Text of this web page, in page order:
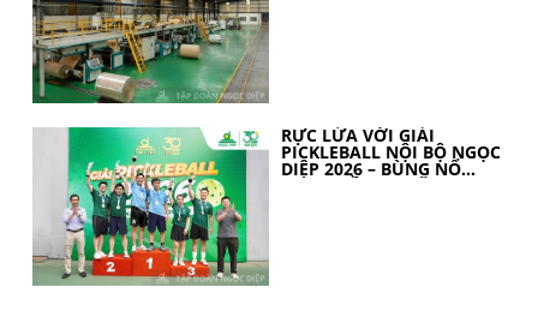
RỰC LỬA VỚI GIẢI
PICKLEBALL NỘI BỘ NGỌC
DIỆP 2026 – BÙNG NỔ